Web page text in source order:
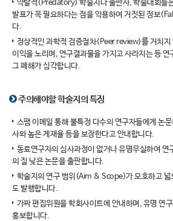
약탈적(Predatory) 학술지나 출판사, 학술대회들
발표가 꼭 필요하다는 점을 악용하여 거짓된 정보
다.
정상적인 과학적 검증절차(Peer review)를 거치지
이익을 노리며, 연구결과물을 가지고 사라지는 등 연
그 폐해가 심각합니다.
주의해야할 학술지의 특징
스팸 이메일 통해 불특정 다수의 연구자들에게 논
사와 높은 게재율 등을 보장한다고 안내합니다.
동료연구자의 심사과정이 없거나 유명무실하여 연
의 질 낮은 논문을 출판합니다.
학술지의 연구 범위(Aim & Scope)가 모호하고 넓
도 발행합니다.
가짜 편집위원을 학회사이트에 안내하며, 유명 연
홍보합니다.